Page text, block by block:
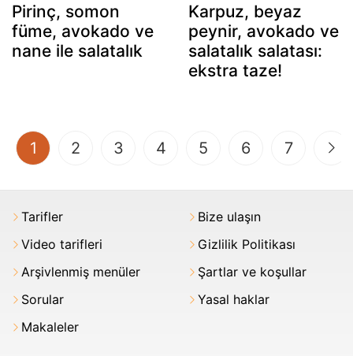
Pirinç, somon
füme, avokado ve
nane ile salatalık
Karpuz, beyaz
peynir, avokado ve
salatalık salatası:
ekstra taze!
1 (current)
2 3 4 5 6 7
Tarifler
Video tarifleri
Arşivlenmiş menüler
Sorular
Makaleler
Bize ulaşın
Gizlilik Politikası
Şartlar ve koşullar
Yasal haklar